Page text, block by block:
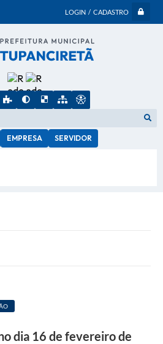
LOGIN / CADASTRO
EMPRESA SERVIDOR
dia 16 de fevereiro de